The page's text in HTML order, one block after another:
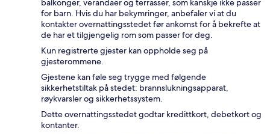
balkonger, verandaer og terrasser, som kanskje ikke passer
for barn. Hvis du har bekymringer, anbefaler vi at du
kontakter overnattingsstedet før ankomst for å bekrefte at
de har et tilgjengelig rom som passer for deg.
Kun registrerte gjester kan oppholde seg på
gjesterommene.
Gjestene kan føle seg trygge med følgende
sikkerhetstiltak på stedet: brannslukningsapparat,
røykvarsler og sikkerhetssystem.
Dette overnattingsstedet godtar kredittkort, debetkort og
kontanter.